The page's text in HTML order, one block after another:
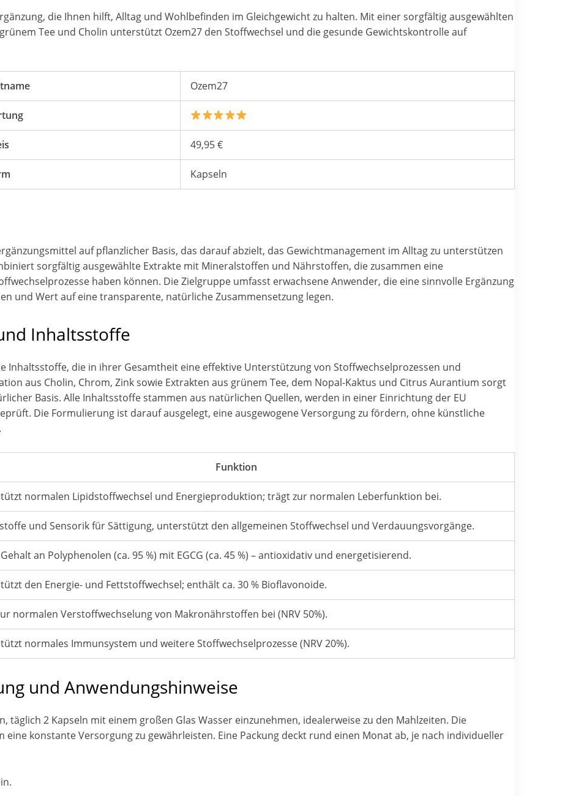
die Ihnen hilft, Alltag und Wohlbefinden im Gleichgewicht zu halten. Mit einer sorgfältig ausgewählten
Tee und Cholin unterstützt Ozem27 den Stoffwechsel und die gesunde Gewichtskontrolle auf
Ozem27
49,95 €
Kapseln
auf pflanzlicher Basis, das darauf abzielt, das Gewichtmanagement im Alltag zu unterstützen
sorgfältig ausgewählte Extrakte mit Mineralstoffen und Nährstoffen, die zusammen eine
haben können. Die Zielgruppe umfasst erwachsene Anwender, die eine sinnvolle Ergänzung
und Wert auf eine transparente, natürliche Zusammensetzung legen.
Inhaltsstoffe
Inhaltsstoffe, die in ihrer Gesamtheit eine effektive Unterstützung von Stoffwechselprozessen und
aus Cholin, Chrom, Zink sowie Extrakten aus grünem Tee, dem Nopal-Kaktus und Citrus Aurantium sorgt
Basis. Alle Inhaltsstoffe stammen aus natürlichen Quellen, werden in einer Einrichtung der EU
Die Formulierung ist darauf ausgelegt, eine ausgewogene Versorgung zu fördern, ohne künstliche
Funktion
normalen Lipidstoffwechsel und Energieproduktion; trägt zur normalen Leberfunktion bei.
und Sensorik für Sättigung, unterstützt den allgemeinen Stoffwechsel und Verdauungsvorgänge.
an Polyphenolen (ca. 95 %) mit EGCG (ca. 45 %) – antioxidativ und energetisierend.
den Energie- und Fettstoffwechsel; enthält ca. 30 % Bioflavonoide.
normalen Verstoffwechselung von Makronährstoffen bei (NRV 50%).
normales Immunsystem und weitere Stoffwechselprozesse (NRV 20%).
und Anwendungshinweise
täglich 2 Kapseln mit einem großen Glas Wasser einzunehmen, idealerweise zu den Mahlzeiten. Die
eine konstante Versorgung zu gewährleisten. Eine Packung deckt rund einen Monat ab, je nach individueller